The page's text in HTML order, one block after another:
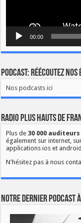
00:00
Podcast: Réécoutez nos
Nos podcasts ici
Radio Plus Hauts de
Plus de30 000 auditeurs
également sur internet,
applications ios et
N'hésitez pas à nous
Notre dernier podcast